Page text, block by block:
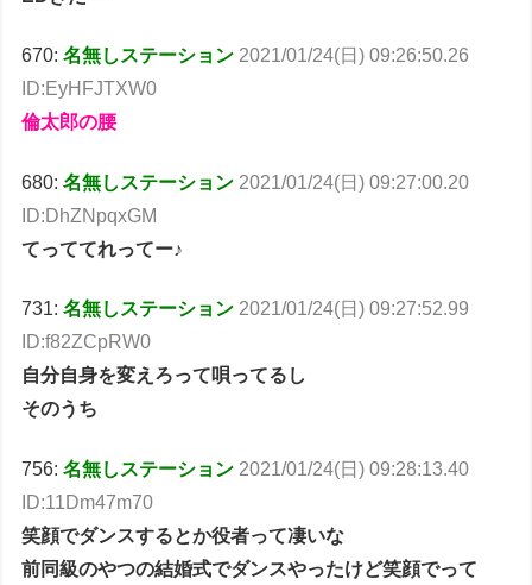
670:名無しステーション 2021/01/24(日) 09:26:50.26
ID:EyHFJTXW0
倫太郎の腰
680:名無しステーション 2021/01/24(日) 09:27:00.20
ID:DhZNpqxGM
てっててれってー♪
731:名無しステーション 2021/01/24(日) 09:27:52.99
ID:f82ZCpRW0
自分自身を変えろって唄ってるし
そのうち
756:名無しステーション 2021/01/24(日) 09:28:13.40
ID:11Dm47m70
笑顔でダンスするとか役者って凄いな
前同級のやつの結婚式でダンスやったけど笑顔でって